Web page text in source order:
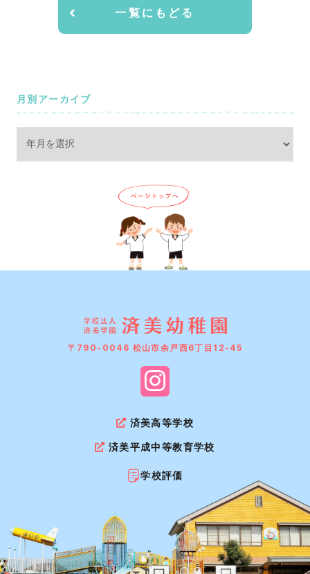
一覧にもどる
月別アーカイブ
〒790-0046 松山市余戸西6丁目12-45
済美高等学校
済美平成中等教育学校
学校評価